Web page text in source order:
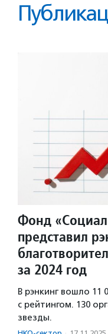
Фонд
представил
за 2024 год
В рэнкинг вошло 11
с рейтингом. 130
звезды.